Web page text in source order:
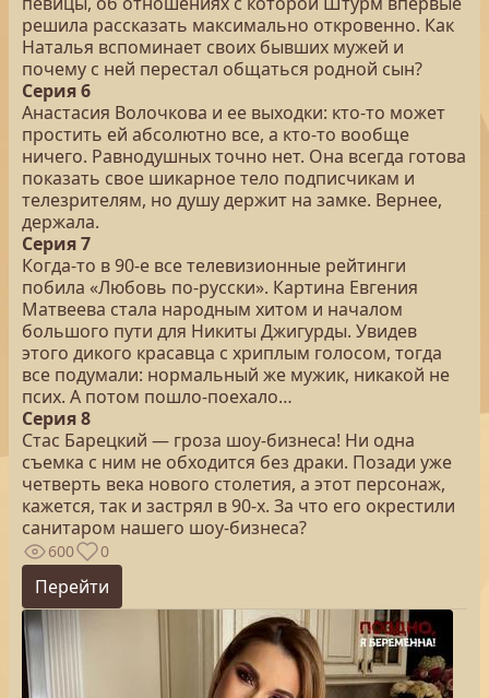
решила рассказать максимально откровенно. Как
Наталья вспоминает своих бывших мужей и
почему с ней перестал общаться родной сын?
Серия 6
Анастасия Волочкова и ее выходки: кто-то может
простить ей абсолютно все, а кто-то вообще
ничего. Равнодушных точно нет. Она всегда готова
показать свое шикарное тело подписчикам и
телезрителям, но душу держит на замке. Вернее,
держала.
Серия 7
Когда-то в 90-е все телевизионные рейтинги
побила «Любовь по-русски». Картина Евгения
Матвеева стала народным хитом и началом
большого пути для Никиты Джигурды. Увидев
этого дикого красавца с хриплым голосом, тогда
все подумали: нормальный же мужик, никакой не
псих. А потом пошло-поехало…
Серия 8
Стас Барецкий — гроза шоу-бизнеса! Ни одна
съемка с ним не обходится без драки. Позади уже
четверть века нового столетия, а этот персонаж,
кажется, так и застрял в 90-х. За что его окрестили
санитаром нашего шоу-бизнеса?
600 0
Перейти